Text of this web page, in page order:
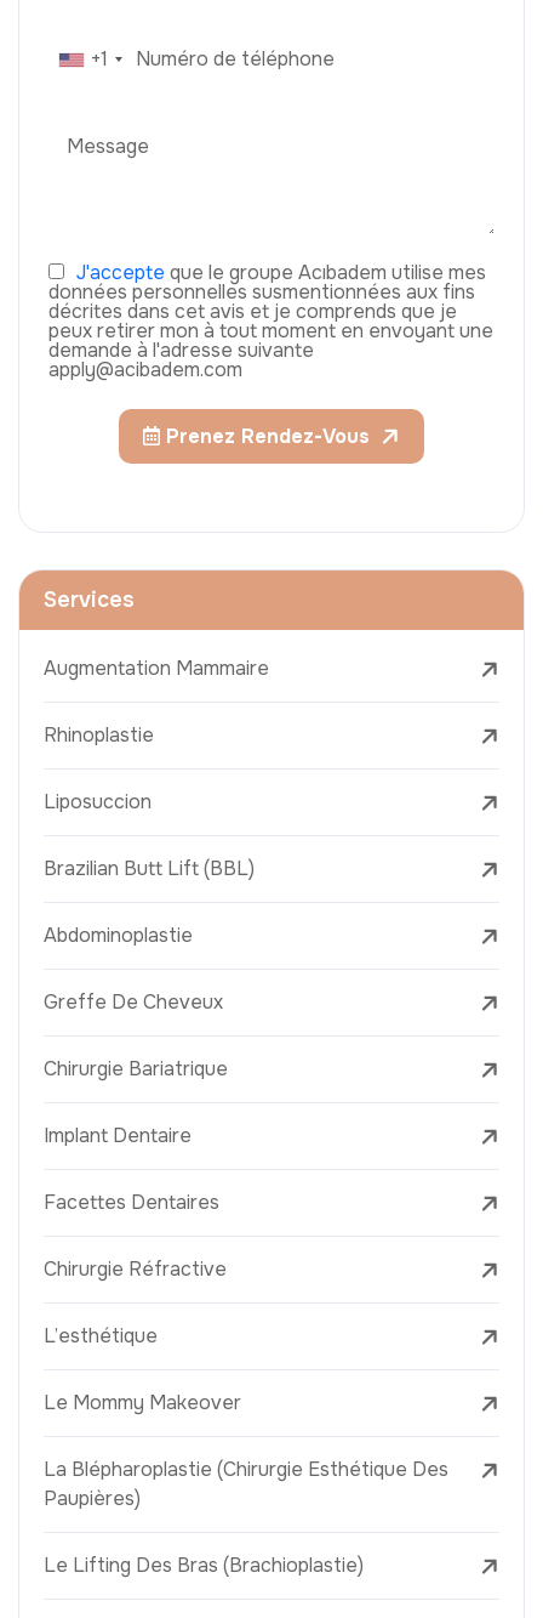
+1
J'accepte que le groupe Acıbadem utilise mes
données personnelles susmentionnées aux fins
décrites dans cet avis et je comprends que je
peux retirer mon à tout moment en envoyant une
demande à l'adresse suivante
apply@acibadem.com
Prenez Rendez-Vous
Services
Augmentation Mammaire
Rhinoplastie
Liposuccion
Brazilian Butt Lift (BBL)
Abdominoplastie
Greffe De Cheveux
Chirurgie Bariatrique
Implant Dentaire
Facettes Dentaires
Chirurgie Réfractive
L’esthétique
Le Mommy Makeover
La Blépharoplastie (Chirurgie Esthétique Des
Paupières)
Le Lifting Des Bras (Brachioplastie)